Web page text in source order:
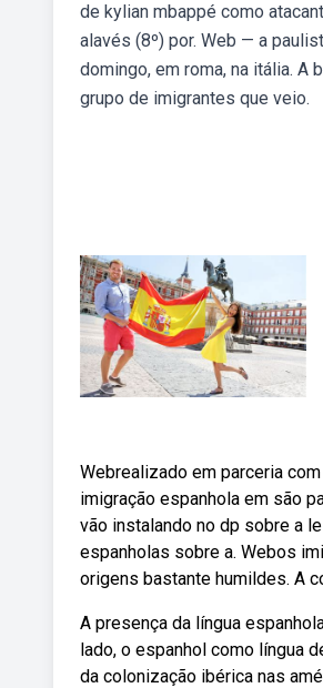
de kylian mbappé como
alavés (8º) por. Web — a
domingo, em roma, na itália.
grupo de imigrantes que veio.
Webrealizado em parceria
imigração espanhola em são
vão instalando no dp sobre a
espanholas sobre a. Webos
origens bastante humildes. A
A presença da língua
lado, o espanhol como língua
da colonização ibérica nas